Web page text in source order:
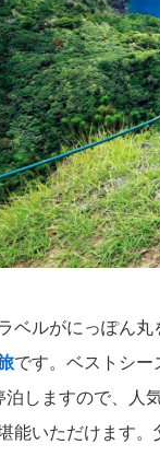
ベルがにっぽん丸
です。ベストシ
泊しますので、人
能いただけます。